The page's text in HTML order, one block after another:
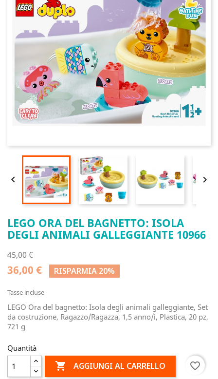
 
LEGO ORA DEL BAGNETTO: ISOLA
DEGLI ANIMALI GALLEGGIANTE 10966
45,00 €
36,00 € RISPARMIA 20%
Tasse incluse
LEGO Ora del bagnetto: Isola degli animali galleggiante, Set
da costruzione, Ragazzo/Ragazza, 1,5 anno/i, Plastica, 20 pz,
721 g
Quantità
 AGGIUNGI AL CARRELLO favorite_border